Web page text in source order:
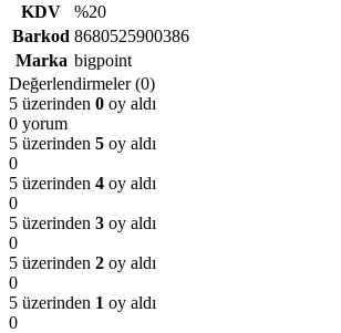
KDV
%20
Barkod 8680525900386
Marka bigpoint
Değerlendirmeler (0)
5 üzerinden 0 oy aldı
0 yorum
5 üzerinden 5 oy aldı
0
5 üzerinden 4 oy aldı
0
5 üzerinden 3 oy aldı
0
5 üzerinden 2 oy aldı
0
5 üzerinden 1 oy aldı
0